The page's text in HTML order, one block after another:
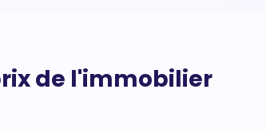
de l'immobilier